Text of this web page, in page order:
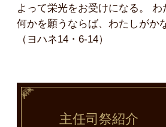
よって栄光をお受けになる。 わ
何かを願うならば、わたしがか
（ヨハネ14・6-14）
主任司祭紹介